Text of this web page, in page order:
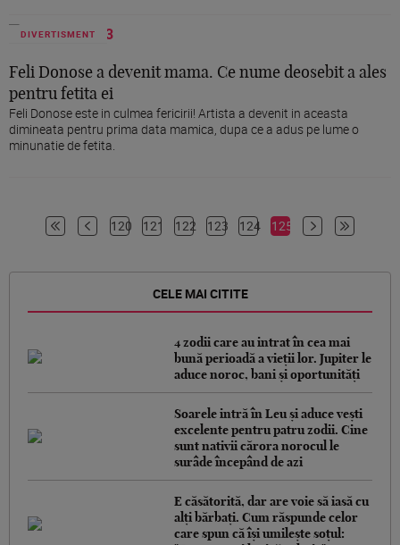
DIVERTISMENT
Feli Donose a devenit mama. Ce nume deosebit a ales
pentru fetita ei
Feli Donose este in culmea fericirii! Artista a devenit in aceasta
dimineata pentru prima data mamica, dupa ce a adus pe lume o
minunatie de fetita.
120 121 122 123 124 125
CELE MAI CITITE
4 zodii care au intrat în cea mai
bună perioadă a vieții lor. Jupiter le
aduce noroc, bani și oportunități
Soarele intră în Leu și aduce vești
excelente pentru patru zodii. Cine
sunt nativii cărora norocul le
surâde începând de azi
E căsătorită, dar are voie să iasă cu
alți bărbați. Cum răspunde celor
care spun că își umilește soțul: